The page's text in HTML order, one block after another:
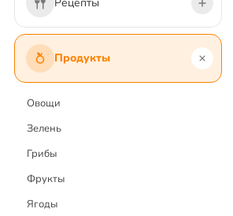
Первые блюда
Вторые блюда
Салаты
Напитки и коктейли
Соусы и заправки
Закуски
Десерты и сладости
Продукты
Овощи
Зелень
Грибы
Фрукты
Ягоды